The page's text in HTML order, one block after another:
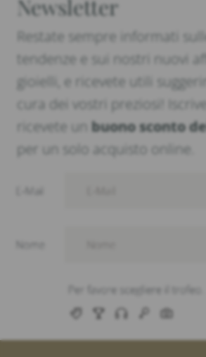
Newsletter
Restate sempre informati
tendenze e sui nostri nuovi
gioielli, e ricevete utili
cura dei vostri preziosi!
ricevete un buono sconto
per un solo acquisto online.